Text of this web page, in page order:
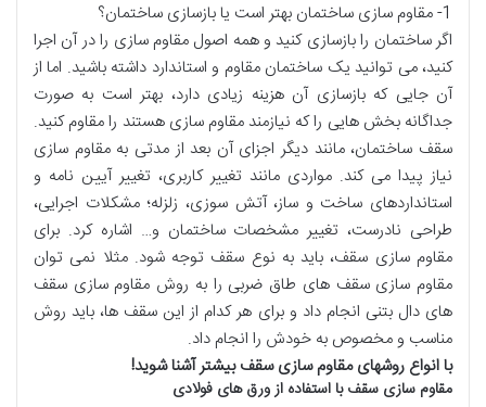
1- مقاوم سازی ساختمان بهتر است یا بازسازی ساختمان؟
اگر ساختمان را بازسازی کنید و همه اصول مقاوم سازی را در آن اجرا
کنید، می توانید یک ساختمان مقاوم و استاندارد داشته باشید. اما از
آن جایی که بازسازی آن هزینه زیادی دارد، بهتر است به صورت
جداگانه بخش هایی را که نیازمند مقاوم سازی هستند را مقاوم کنید.
سقف ساختمان، مانند دیگر اجزای آن بعد از مدتی به مقاوم سازی
نیاز پیدا می کند. مواردی مانند تغییر کاربری، تغییر آیین نامه و
استانداردهای ساخت و ساز، آتش سوزی، زلزله؛ مشکلات اجرایی،
طراحی نادرست، تغییر مشخصات ساختمان و… اشاره کرد. برای
مقاوم سازی سقف، باید به نوع سقف توجه شود. مثلا نمی توان
مقاوم سازی سقف های طاق ضربی را به روش مقاوم سازی سقف
های دال بتنی انجام داد و برای هر کدام از این سقف ها، باید روش
مناسب و مخصوص به خودش را انجام داد.
با انواع روشهای مقاوم سازی سقف بیشتر آشنا شوید!
مقاوم سازی سقف با استفاده از ورق های فولادی